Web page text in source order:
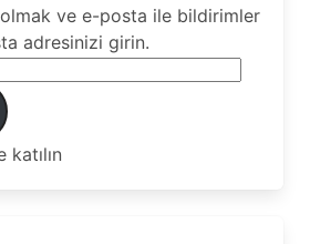
ve e-posta ile bildirimler
adresinizi girin.
katılın